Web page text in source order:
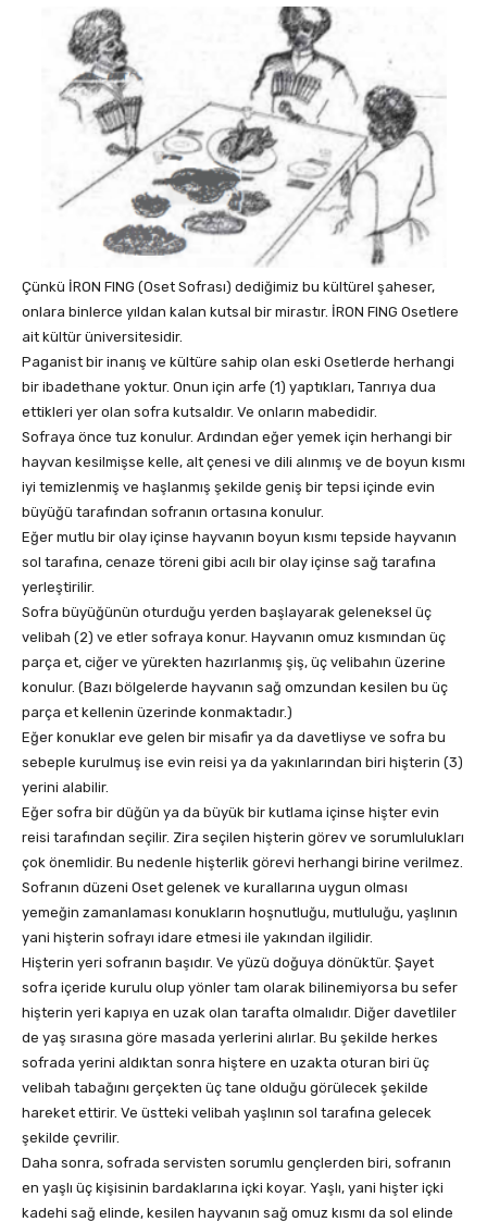
Çünkü İRON FING (Oset Sofrası) dediğimiz bu kültürel şaheser,
onlara binlerce yıldan kalan kutsal bir mirastır. İRON FING Osetlere
ait kültür üniversitesidir.
Paganist bir inanış ve kültüre sahip olan eski Osetlerde herhangi
bir ibadethane yoktur. Onun için arfe (1) yaptıkları, Tanrıya dua
ettikleri yer olan sofra kutsaldır. Ve onların mabedidir.
Sofraya önce tuz konulur. Ardından eğer yemek için herhangi bir
hayvan kesilmişse kelle, alt çenesi ve dili alınmış ve de boyun kısmı
iyi temizlenmiş ve haşlanmış şekilde geniş bir tepsi içinde evin
büyüğü tarafından sofranın ortasına konulur.
Eğer mutlu bir olay içinse hayvanın boyun kısmı tepside hayvanın
sol tarafına, cenaze töreni gibi acılı bir olay içinse sağ tarafına
yerleştirilir.
Sofra büyüğünün oturduğu yerden başlayarak geleneksel üç
velibah (2) ve etler sofraya konur. Hayvanın omuz kısmından üç
parça et, ciğer ve yürekten hazırlanmış şiş, üç velibahın üzerine
konulur. (Bazı bölgelerde hayvanın sağ omzundan kesilen bu üç
parça et kellenin üzerinde konmaktadır.)
Eğer konuklar eve gelen bir misafir ya da davetliyse ve sofra bu
sebeple kurulmuş ise evin reisi ya da yakınlarından biri hişterin (3)
yerini alabilir.
Eğer sofra bir düğün ya da büyük bir kutlama içinse hişter evin
reisi tarafından seçilir. Zira seçilen hişterin görev ve sorumlulukları
çok önemlidir. Bu nedenle hişterlik görevi herhangi birine verilmez.
Sofranın düzeni Oset gelenek ve kurallarına uygun olması
yemeğin zamanlaması konukların hoşnutluğu, mutluluğu, yaşlının
yani hişterin sofrayı idare etmesi ile yakından ilgilidir.
Hişterin yeri sofranın başıdır. Ve yüzü doğuya dönüktür. Şayet
sofra içeride kurulu olup yönler tam olarak bilinemiyorsa bu sefer
hişterin yeri kapıya en uzak olan tarafta olmalıdır. Diğer davetliler
de yaş sırasına göre masada yerlerini alırlar. Bu şekilde herkes
sofrada yerini aldıktan sonra hiştere en uzakta oturan biri üç
velibah tabağını gerçekten üç tane olduğu görülecek şekilde
hareket ettirir. Ve üstteki velibah yaşlının sol tarafına gelecek
şekilde çevrilir.
Daha sonra, sofrada servisten sorumlu gençlerden biri, sofranın
en yaşlı üç kişisinin bardaklarına içki koyar. Yaşlı, yani hişter içki
kadehi sağ elinde, kesilen hayvanın sağ omuz kısmı da sol elinde